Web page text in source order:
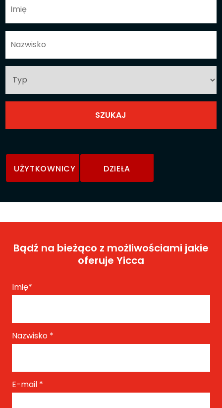
UŻYTKOWNICY DZIEŁA
Bądź na bieżąco z możliwościami jakie
oferuje Yicca
Imię*
Nazwisko *
E-mail *